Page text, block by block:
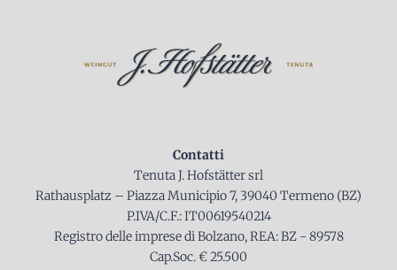
Contatti
Tenuta J. Hofstätter srl
Rathausplatz – Piazza Municipio 7, 39040 Termeno (BZ)
P.IVA/C.F.: IT00619540214
Registro delle imprese di Bolzano, REA: BZ - 89578
Cap.Soc. € 25.500